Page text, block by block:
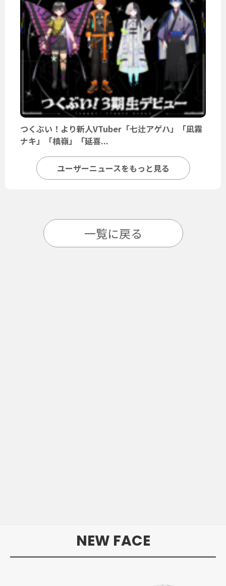
つくぶい！より新人VTuber「七辻アゲハ」「凪霧
ナキ」「槙嶺」「延喜...
ユーザーニュースをもっと見る
一覧に戻る
NEW FACE